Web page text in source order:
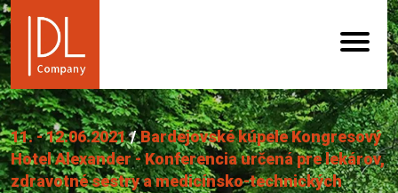
11. - 12.06.2021 / Bardejovské kúpele Kongresový
Hotel Alexander - Konferencia určená pre lekárov,
zdravotné sestry a medicínsko-technických